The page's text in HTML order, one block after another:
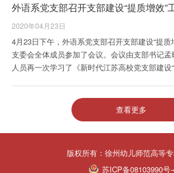
外语系党支部召开支部建设“提质增效”
2020年04月23日
4月23日下午，外语系党支部召开支部建设“提质
支委会全体成员参加了会议。会议由支部书记
人员再一次学习了《新时代江苏高校党支部建设
查看更多
版权所有：徐州幼儿师范高等
苏ICP备08103990号